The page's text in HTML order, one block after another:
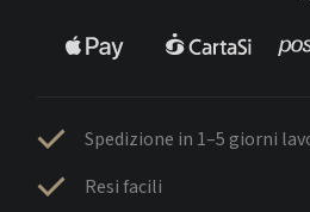
Spedizione in 1–5 giorni
Resi facili